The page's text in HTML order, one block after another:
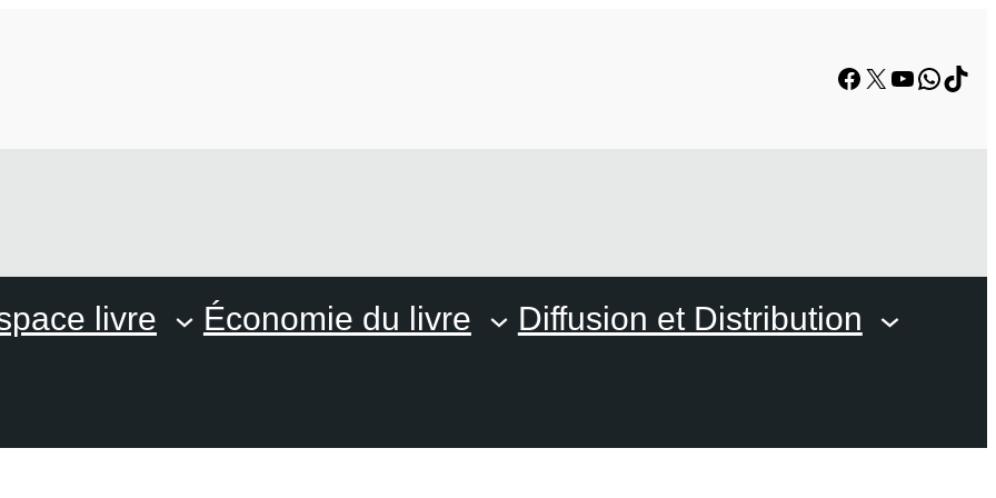
Facebook
X YouTube
livre Économie du livre Diffusion et Distribution